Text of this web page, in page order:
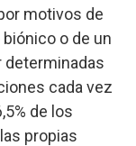
motivos de
o de un
determinadas
cada vez
de los
propias